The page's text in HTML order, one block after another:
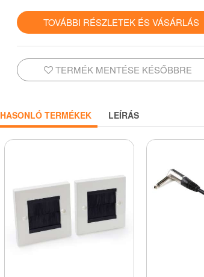
TOVÁBBI RÉSZLETEK ÉS VÁSÁRLÁS
TERMÉK MENTÉSE KÉSŐBBRE
HASONLÓ TERMÉKEK LEÍRÁS